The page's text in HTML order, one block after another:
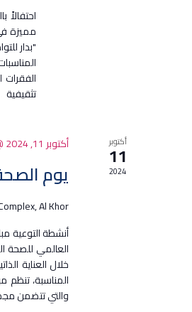
"بدار
تثقيفية
أكتوبر
11
2024
أكتوبر 11, 2024 @ 3:00 م
يوم الصحة
Al Khor
العالمي للصحة
خلال العناية
المناسبة،
والتي تتضمن